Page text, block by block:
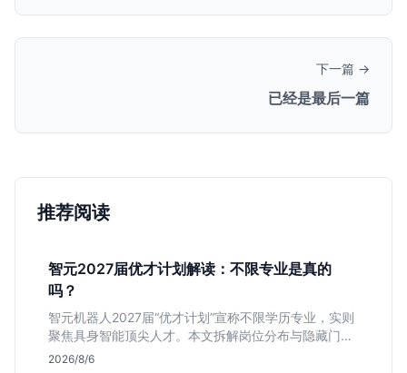
下一篇 →
已经是最后一篇
推荐阅读
智元2027届优才计划解读：不限专业是真的
吗？
智元机器人2027届“优才计划”宣称不限学历专业，实则
聚焦具身智能顶尖人才。本文拆解岗位分布与隐藏门
槛，分析算法、仿真等核心方向，帮你判断是否值得投
2026/8/6